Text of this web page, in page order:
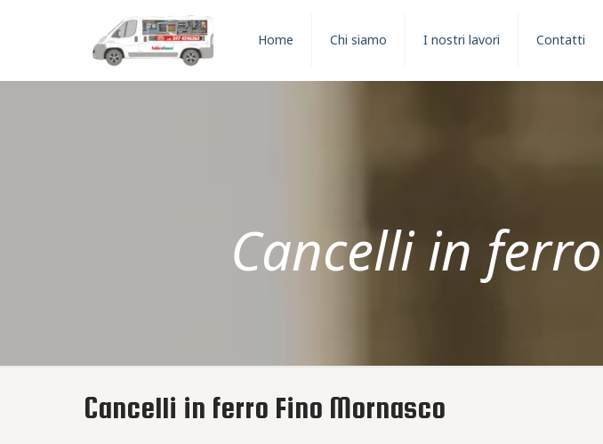
Home Chi siamo I nostri lavori Contatti
Cancelli in
Cancelli in ferro Fino Mornasco